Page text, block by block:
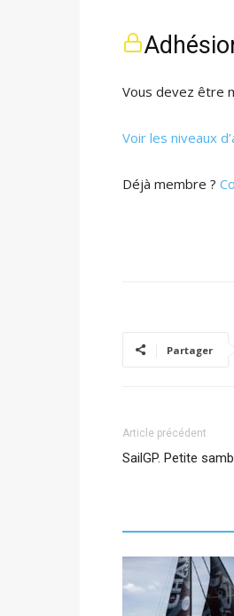
Vous devez être
Voir les niveaux
Déjà membre ?
Partager
Article précédent
SailGP. Petite